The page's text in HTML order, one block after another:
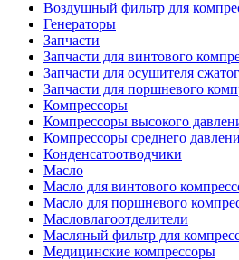
Воздушный фильтр для
Генераторы
Запчасти
Запчасти для винтового
Запчасти для осушителя
Запчасти для поршневого
Компрессоры
Компрессоры высокого
Компрессоры среднего
Конденсатоотводчики
Масло
Масло для винтового
Масло для поршневого
Масловлагоотделители
Масляный фильтр для
Медицинские компрессоры